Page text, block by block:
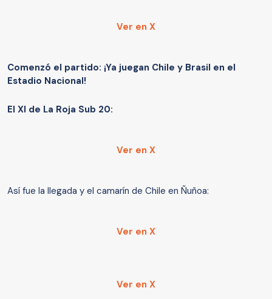
Ver en X
Comenzó el partido: ¡Ya juegan Chile y Brasil en el
Estadio Nacional!
El XI de La Roja Sub 20:
Ver en X
Así fue la llegada y el camarín de Chile en Ñuñoa:
Ver en X
Ver en X